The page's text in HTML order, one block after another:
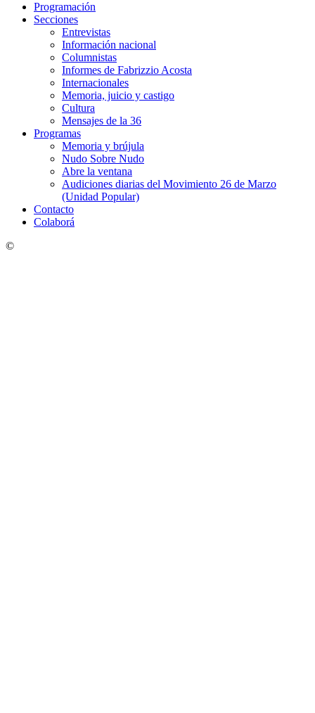
Programación
Secciones
Entrevistas
Información nacional
Columnistas
Informes de Fabrizzio Acosta
Internacionales
Memoria, juicio y castigo
Cultura
Mensajes de la 36
Programas
Memoria y brújula
Nudo Sobre Nudo
Abre la ventana
Audiciones diarias del Movimiento 26 de Marzo
(Unidad Popular)
Contacto
Colaborá
©